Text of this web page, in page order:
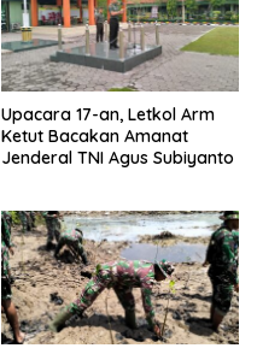
Upacara 17-an, Letkol Arm
Ketut Bacakan Amanat
Jenderal TNI Agus Subiyanto